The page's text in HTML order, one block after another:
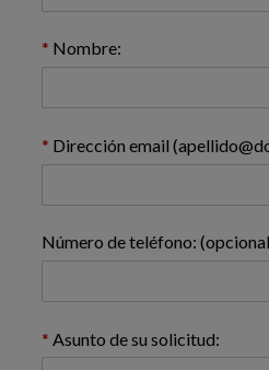
Nombre:
Dirección email
Número de teléfono:
Asunto de su solicitud: